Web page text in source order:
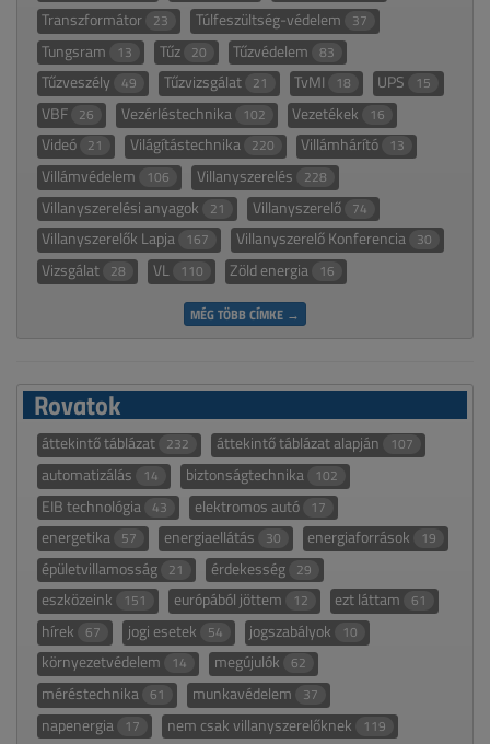
Transzformátor 23 Túlfeszültség-védelem 37
Tungsram 13 Tűz 20 Tűzvédelem 83
Tűzveszély 49 Tűzvizsgálat 21 TvMI 18 UPS 15
VBF 26 Vezérléstechnika 102 Vezetékek 16
Videó 21 Világítástechnika 220 Villámhárító 13
Villámvédelem 106 Villanyszerelés 228
Villanyszerelési anyagok 21 Villanyszerelő 74
Villanyszerelők Lapja 167 Villanyszerelő Konferencia 30
Vizsgálat 28 VL 110 Zöld energia 16
MÉG TÖBB CÍMKE →
Rovatok
áttekintő táblázat 232 áttekintő táblázat alapján 107
automatizálás 14 biztonságtechnika 102
EIB technológia 43 elektromos autó 17
energetika 57 energiaellátás 30 energiaforrások 19
épületvillamosság 21 érdekesség 29
eszközeink 151 európából jöttem 12 ezt láttam 61
hírek 67 jogi esetek 54 jogszabályok 10
környezetvédelem 14 megújulók 62
méréstechnika 61 munkavédelem 37
napenergia 17 nem csak villanyszerelőknek 119